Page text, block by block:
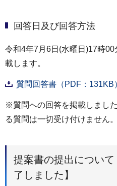
回答日及び回答方法
令和4年7月6日(水曜日)17時
載します。
質問回答書（PDF：131KB
※質問への回答を掲載しまし
る質問は一切受け付けません。
提案書の提出につい
了しました】